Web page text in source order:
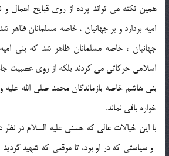
همين نكته مى تواند پرده از روى قبايح اعمال و
اميه بردارد و بر جهانيان ، خاصه مسلمانان ظاهر
جهانيان ، خاصه مسلمانان ظاهر شد كه بنى
اسلامى حركاتى مى كردند بلكه از روى عصبيت
بنى هاشم خاصه بازماندگان محمد صلى الله
خواره باقى نماند.
با اين خيالات عالى كه حسنى عليه السلام در
و سياستى كه در او بود، تا موقعى كه شهيد